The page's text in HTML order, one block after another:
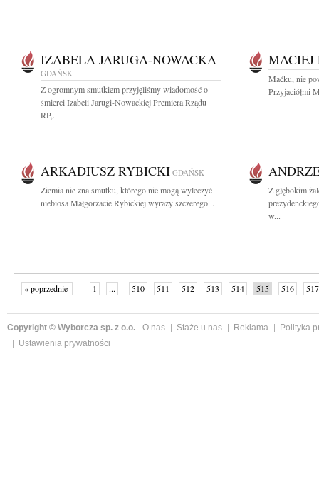
IZABELA JARUGA-NOWACKA
GDAŃSK
Z ogromnym smutkiem przyjęliśmy wiadomość o
śmierci Izabeli Jarugi-Nowackiej Premiera Rządu
RP,...
Maćku, nie
Przyjaciółmi
ARKADIUSZ RYBICKI GDAŃSK
Ziemia nie zna smutku, którego nie mogą wyleczyć
niebiosa Małgorzacie Rybickiej wyrazy szczerego...
Z głębokim
w...
« poprzednie 1 ... 510 511 512 513 514 515 516
517
Copyright © Wyborcza sp. z o.o. O nas Staże u nas Reklama
Polityka
Ustawienia prywatności